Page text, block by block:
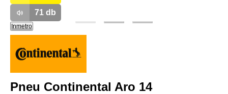
71db
Inmetro
Pneu Continental Aro 14